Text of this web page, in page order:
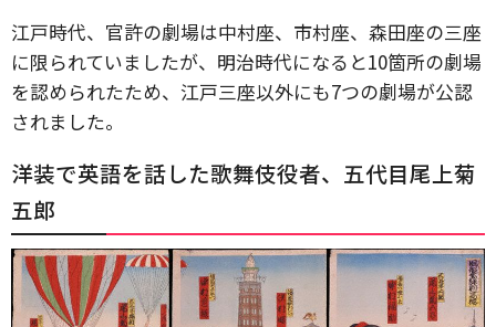
江戸時代、官許の劇場は中村座、市村座、森田座の三座
に限られていましたが、明治時代になると10箇所の劇場
を認められたため、江戸三座以外にも7つの劇場が公認
されました。
洋装で英語を話した歌舞伎役者、五代目尾上菊
五郎